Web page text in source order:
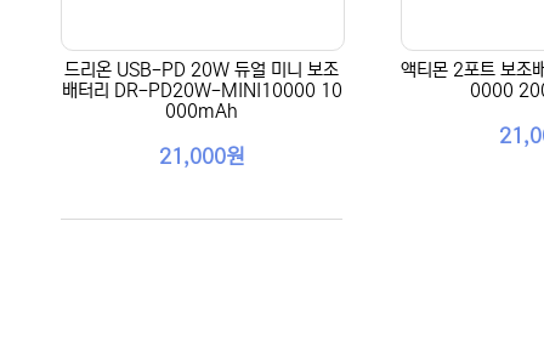
드리온 USB-PD 20W 듀얼 미니 보조
배터리 DR-PD20W-MINI10000 10
000mAh
21,000원
액티몬 2포트 보
0000